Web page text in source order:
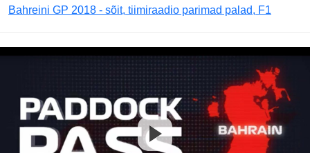
Bahreini GP 2018 - sõit, tiimiraadio parimad palad, F1